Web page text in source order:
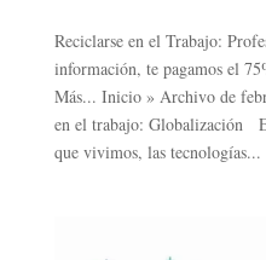
Reciclarse en el Trabajo:
información, te pagamos el
Más... Inicio » Archivo de
en el trabajo: Globalización
que vivimos, las tecnologías...